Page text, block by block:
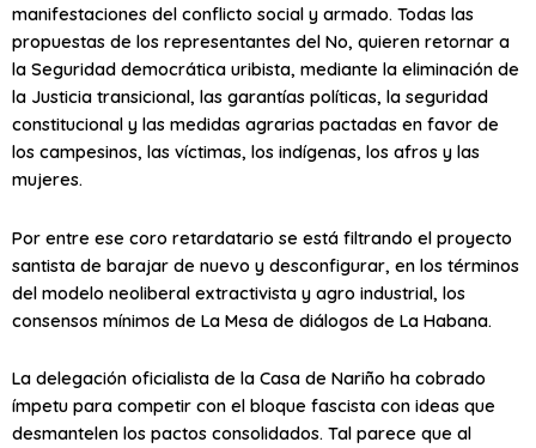
manifestaciones del conflicto social y armado. Todas las
propuestas de los representantes del No, quieren retornar a
la Seguridad democrática uribista, mediante la eliminación de
la Justicia transicional, las garantías políticas, la seguridad
constitucional y las medidas agrarias pactadas en favor de
los campesinos, las víctimas, los indígenas, los afros y las
mujeres.
Por entre ese coro retardatario se está filtrando el proyecto
santista de barajar de nuevo y desconfigurar, en los términos
del modelo neoliberal extractivista y agro industrial, los
consensos mínimos de La Mesa de diálogos de La Habana.
La delegación oficialista de la Casa de Nariño ha cobrado
ímpetu para competir con el bloque fascista con ideas que
desmantelen los pactos consolidados. Tal parece que al